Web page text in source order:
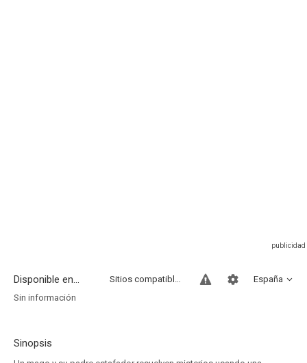
Disponible en... España
Sitios compatibles
Sin información
Sinopsis